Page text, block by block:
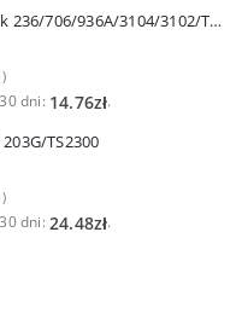
Grot Q-T-1.5C do Quick 236/706/936A/3104/3102/TS1100
dni: 14.76zł.
TS2300
dni: 24.48zł.